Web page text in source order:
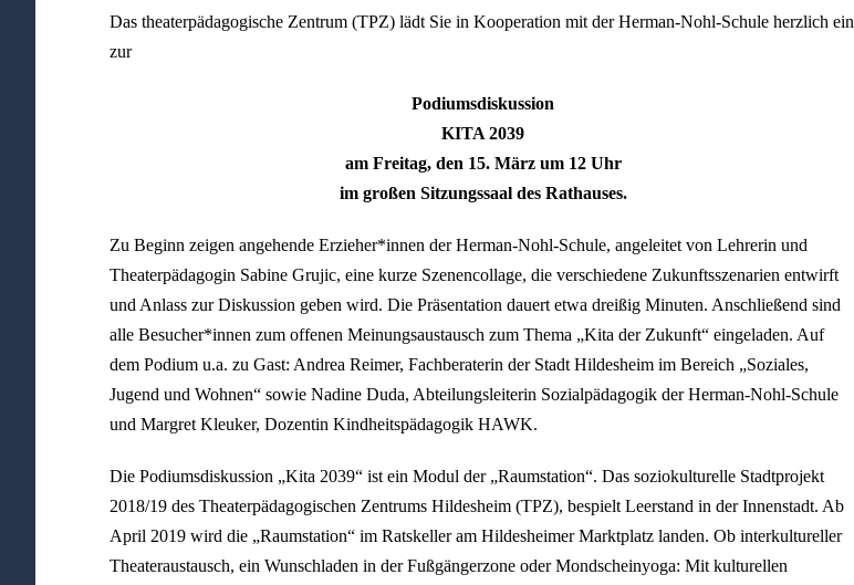
Das theaterpädagogische Zentrum (TPZ) lädt Sie in Kooperation mit der Herman-Nohl-Schule herzlich ein
zur
Podiumsdiskussion
KITA 2039
am Freitag, den 15. März um 12 Uhr
im großen Sitzungssaal des Rathauses.
Zu Beginn zeigen angehende Erzieher*innen der Herman-Nohl-Schule, angeleitet von Lehrerin und
Theaterpädagogin Sabine Grujic, eine kurze Szenencollage, die verschiedene Zukunftsszenarien entwirft
und Anlass zur Diskussion geben wird. Die Präsentation dauert etwa dreißig Minuten. Anschließend sind
alle Besucher*innen zum offenen Meinungsaustausch zum Thema „Kita der Zukunft“ eingeladen. Auf
dem Podium u.a. zu Gast: Andrea Reimer, Fachberaterin der Stadt Hildesheim im Bereich „Soziales,
Jugend und Wohnen“ sowie Nadine Duda, Abteilungsleiterin Sozialpädagogik der Herman-Nohl-Schule
und Margret Kleuker, Dozentin Kindheitspädagogik HAWK.
Die Podiumsdiskussion „Kita 2039“ ist ein Modul der „Raumstation“. Das soziokulturelle Stadtprojekt
2018/19 des Theaterpädagogischen Zentrums Hildesheim (TPZ), bespielt Leerstand in der Innenstadt. Ab
April 2019 wird die „Raumstation“ im Ratskeller am Hildesheimer Marktplatz landen. Ob interkultureller
Theateraustausch, ein Wunschladen in der Fußgängerzone oder Mondscheinyoga: Mit kulturellen